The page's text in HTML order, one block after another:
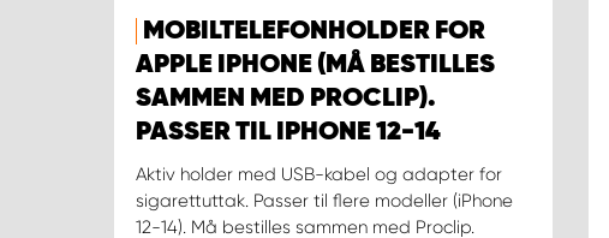
MOBILTELEFONHOLDER FOR
APPLE IPHONE (MÅ BESTILLES
SAMMEN MED PROCLIP).
PASSER TIL IPHONE 12-14
Aktiv holder med USB-kabel og adapter for
sigarettuttak. Passer til flere modeller (iPhone
12-14). Må bestilles sammen med Proclip.